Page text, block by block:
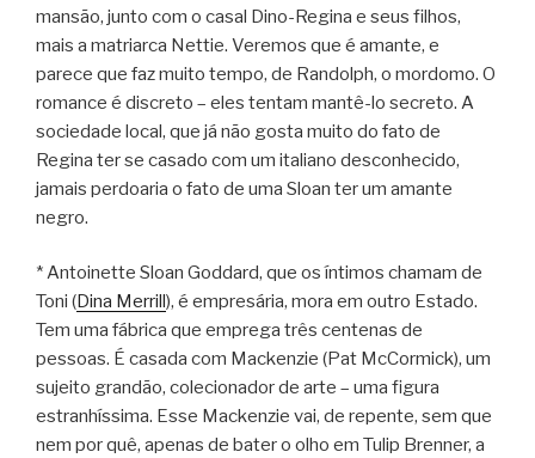
mansão, junto com o casal Dino-Regina e seus filhos,
mais a matriarca Nettie. Veremos que é amante, e
parece que faz muito tempo, de Randolph, o mordomo. O
romance é discreto – eles tentam mantê-lo secreto. A
sociedade local, que já não gosta muito do fato de
Regina ter se casado com um italiano desconhecido,
jamais perdoaria o fato de uma Sloan ter um amante
negro.
* Antoinette Sloan Goddard, que os íntimos chamam de
Toni (Dina Merrill), é empresária, mora em outro Estado.
Tem uma fábrica que emprega três centenas de
pessoas. É casada com Mackenzie (Pat McCormick), um
sujeito grandão, colecionador de arte – uma figura
estranhíssima. Esse Mackenzie vai, de repente, sem que
nem por quê, apenas de bater o olho em Tulip Brenner, a